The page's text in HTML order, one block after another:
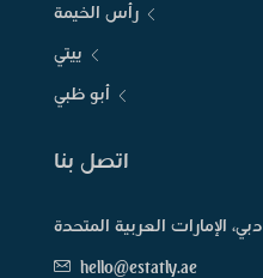
رأس الخيمة
ييتي
أبو ظبي
اتصل بنا
دبي، الإمارات العربية المتحدة
hello@estatly.ae